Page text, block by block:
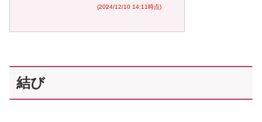
(2024/12/10 14:11時点)
結び